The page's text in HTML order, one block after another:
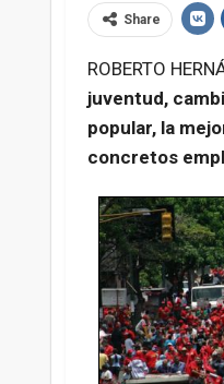
Share
ROBERTO
juventud,
popular, la
concretos